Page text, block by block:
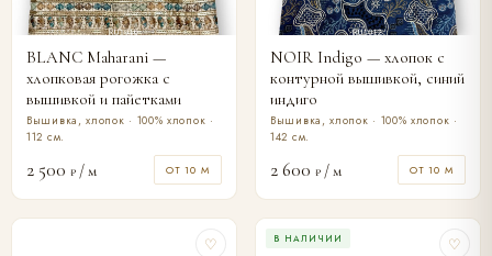
BLANC Maharani —
хлопковая рогожка с
вышивкой и пайетками
Вышивка, хлопок · 100% хлопок ·
112 см.
2 500 ₽ / м ОТ 10 М
NOIR Indigo — хлопок с
контурной вышивкой, синий
индиго
Вышивка, хлопок · 100% хлопок ·
142 см.
2 600 ₽ / м ОТ 10 М
♡ В НАЛИЧИИ ♡